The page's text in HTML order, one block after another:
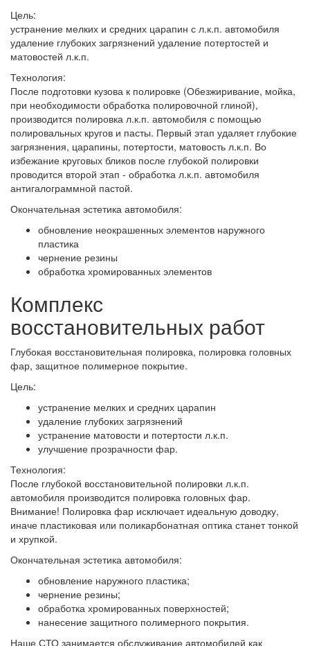
Цель:
устранение мелких и средних царапин с л.к.п. автомобиля
удаление глубоких загрязнений удаление потертостей и
матовостей л.к.п.
Технология:
После подготовки кузова к полировке (Обезжиривание, мойка,
при необходимости обработка полировочной глиной),
производится полировка л.к.п. автомобиля с помощью
полировальных кругов и пасты. Первый этап удаляет глубокие
загрязнения, царапины, потертости, матовость л.к.п. Во
избежание круговых бликов после глубокой полировки
проводится второй этап - обработка л.к.п. автомобиля
антигалограммной пастой.
Окончательная эстетика автомобиля:
обновление неокрашенных элементов наружного
пластика
чернение резины
обработка хромированных элементов
Комплекс
восстановительных работ
Глубокая восстановительная полировка, полировка головных
фар, защитное полимерное покрытие.
Цель:
устранение мелких и средних царапин
удаление глубоких загрязнений
устранение матовости и потертости л.к.п.
улучшение прозрачности фар.
Технология:
После глубокой восстановительной полировки л.к.п.
автомобиля производится полировка головных фар.
Внимание! Полировка фар исключает идеальную доводку,
иначе пластиковая или поликарбонатная оптика станет тонкой
и хрупкой.
Окончательная эстетика автомобиля:
обновление наружного пластика;
чернение резины;
обработка хромированных поверхностей;
нанесение защитного полимерного покрытия.
Наше СТО занимается обслуживание автомобилей как